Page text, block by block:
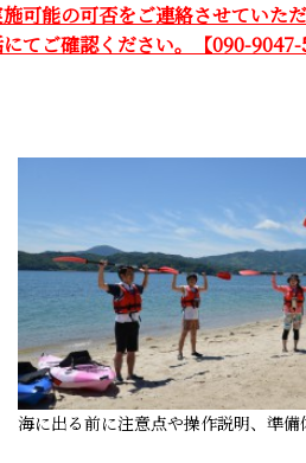
可能の可否をご連絡させてい
てご確認ください。【090-9047-
海に出る前に注意点や操作説明、準備